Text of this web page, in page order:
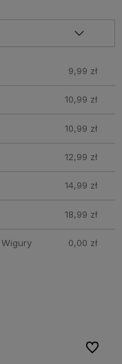
nie
dla przesyłek
9,99 zł
10,99 zł
10,99 zł
12,99 zł
14,99 zł
18,99 zł
0,00 zł
Do
Do